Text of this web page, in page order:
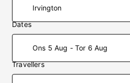
Dates
Ons 5 Aug - Tor 6 Aug
Travellers